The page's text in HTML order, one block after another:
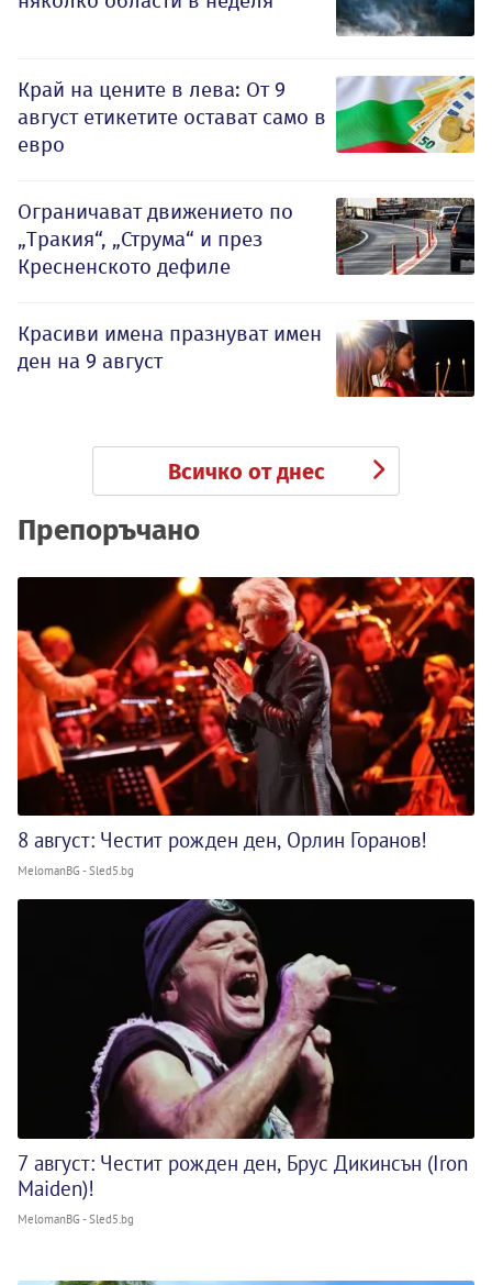
Край на цените в лева: От 9
август етикетите остават само в
евро
Ограничават движението по
„Тракия“, „Струма“ и през
Кресненското дефиле
Красиви имена празнуват имен
ден на 9 август
Всичко от днес
Препоръчано
8 август: Честит рожден ден, Орлин Горанов!
MelomanBG - Sled5.bg
7 август: Честит рожден ден, Брус Дикинсън (Iron
Maiden)!
MelomanBG - Sled5.bg